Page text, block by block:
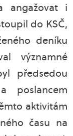
angažovat i
do KSČ,
deníku
významné
předsedou
poslancem
aktivitám
času na